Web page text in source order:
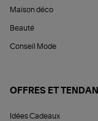
Maison déco
Beauté
Conseil Mode
OFFRES ET
Idées Cadeaux